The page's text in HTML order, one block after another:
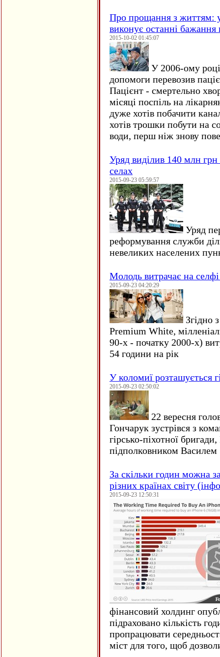
Про прощання з життям:
виконує останні
2015-10-02 01:45:07
У 2006-ому
допомоги перевозив
Пацієнт - смертельно
місяці поспіль на
дуже хотів побачити
хотів трошки побути на
води, перш ніж знову
Уряд виділив 140 млн
селах
2015-09-23 05:59:57
Уряд
реформування служби
невеликих населених
Молодь витрачає на
2015-09-23 04:20:29
Згідно
Premium White,
90-х - початку 2000-х)
54 години на рік
У коломиї розташується
2015-09-23 02:50:02
22 вересня
Гончарук зустрівся з
гірсько-піхотної
підполковником
За скільки годин можна
різних країнах світу
2015-09-23 12:50:31
фінансовий холдинг
підраховано кількість
пропрацювати
міст для того, щоб